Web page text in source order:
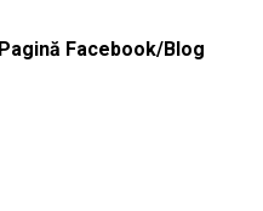
Pagină Facebook/Blog